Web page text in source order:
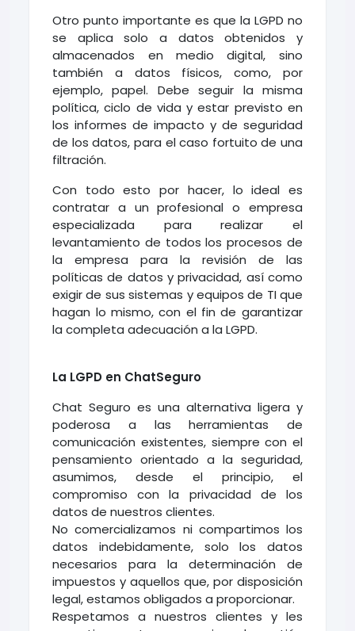
Otro punto importante es que la LGPD no
se aplica solo a datos obtenidos y
almacenados en medio digital, sino
también a datos físicos, como, por
ejemplo, papel. Debe seguir la misma
política, ciclo de vida y estar previsto en
los informes de impacto y de seguridad
de los datos, para el caso fortuito de una
filtración.
Con todo esto por hacer, lo ideal es
contratar a un profesional o empresa
especializada para realizar el
levantamiento de todos los procesos de
la empresa para la revisión de las
políticas de datos y privacidad, así como
exigir de sus sistemas y equipos de TI que
hagan lo mismo, con el fin de garantizar
la completa adecuación a la LGPD.
La LGPD en ChatSeguro
Chat Seguro es una alternativa ligera y
poderosa a las herramientas de
comunicación existentes, siempre con el
pensamiento orientado a la seguridad,
asumimos, desde el principio, el
compromiso con la privacidad de los
datos de nuestros clientes.
No comercializamos ni compartimos los
datos indebidamente, solo los datos
necesarios para la determinación de
impuestos y aquellos que, por disposición
legal, estamos obligados a proporcionar.
Respetamos a nuestros clientes y les